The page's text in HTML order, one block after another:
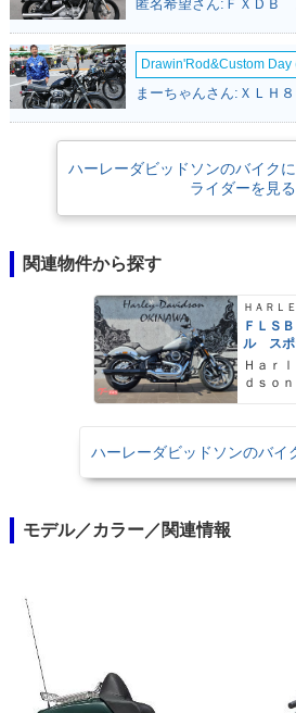
Drawin'Rod&Custom
ハーレーダビッドソンのバイク
ライダーを見る
関連物件から探す
ＦＬＳ
ル スポ
Ｈａｒ
ｄｓｏ
ハーレーダビッドソンのバイ
モデル／カラー／関連情報